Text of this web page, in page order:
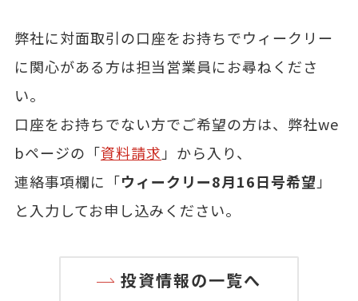
弊社に対面取引の口座をお持ちでウィークリー
に関心がある方は担当営業員にお尋ねくださ
い。
口座をお持ちでない方でご希望の方は、弊社we
bページの「資料請求 」から入り、
連絡事項欄に「ウィークリー8月16日号希望 」
と入力してお申し込みください。
投資情報の一覧へ